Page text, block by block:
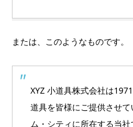
または、このようなものです。
XYZ 小道具株式会社は
道具を皆様にご提供させ
ム・シティに所在する当